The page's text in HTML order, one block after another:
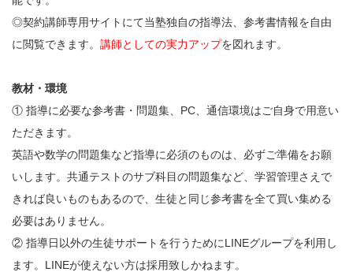
◎契約講師専用サイトにて当塾独自の指導法、参考書情報を自由
に閲覧できます。 講師としての実力アップを図れます。
教材・環境
① 指導に必要な参考書・問題集、PC、通信環境はご自身で用意い
ただきます。
英語や数学の問題集など指導に必須のものは、必ずご準備をお願
いします。共通テストのサブ科目の問題集など、学習管理さえで
きれば良いものもあるので、生徒と同じ参考書を全て買い集める
必要はありません。
② 指導日以外の生徒サポートを行うためにLINEグループを利用し
ます。LINEが使えない方は採用致しかねます。